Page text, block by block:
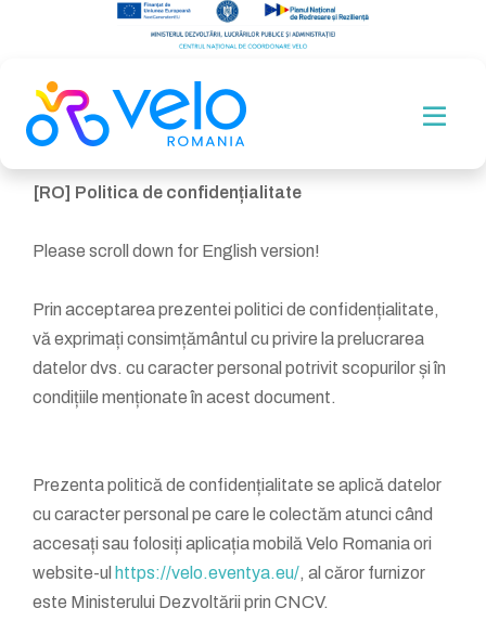
[RO] Politica de confidențialitate
Please scroll down for English version!
Prin acceptarea prezentei politici de confidențialitate,
vă exprimați consimțământul cu privire la prelucrarea
datelor dvs. cu caracter personal potrivit scopurilor și în
condițiile menționate în acest document.
Prezenta politică de confidențialitate se aplică datelor
cu caracter personal pe care le colectăm atunci când
accesați sau folosiți aplicația mobilă Velo Romania ori
website-ul https://velo.eventya.eu/, al căror furnizor
este Ministerului Dezvoltării prin CNCV.